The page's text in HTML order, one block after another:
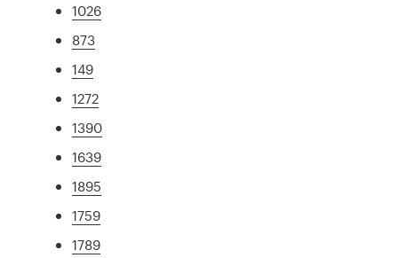
1026
873
149
1272
1390
1639
1895
1759
1789